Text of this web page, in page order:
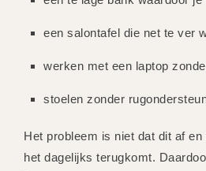
een salontafel die net te ver
werken met een laptop
stoelen zonder
Het probleem is niet dat dit af
het dagelijks terugkomt.